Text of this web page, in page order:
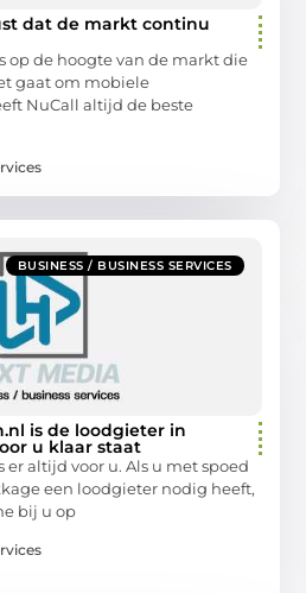
dat de markt continu
op de hoogte van de markt die
gaat om mobiele
NuCall altijd de beste
BUSINESS / BUSINESS SERVICES
is de loodgieter in
u klaar staat
altijd voor u. Als u met spoed
een loodgieter nodig heeft,
bij u op